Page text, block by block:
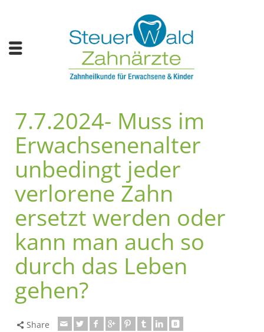
7.7.2024- Muss im
Erwachsenenalter
unbedingt jeder
verlorene Zahn
ersetzt werden oder
kann man auch so
durch das Leben
gehen?
Share